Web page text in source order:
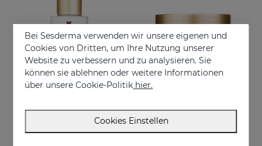
FERULAC Liposomales Serum
Bei Sesderma verwenden wir unsere eigenen und
Cookies von Dritten, um Ihre Nutzung unserer
Website zu verbessern und zu analysieren. Sie
können sie ablehnen oder weitere Informationen
über unsere Cookie-Politik hier.
Cookies Einstellen